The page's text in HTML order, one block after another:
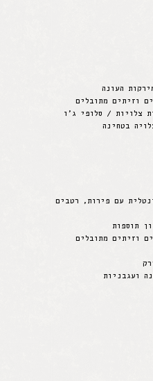
העונה
וזיתים מתובלים
צלויות / סלופי ג׳ו
בטחינה
עם פירות, רטבים
תוספות
וזיתים מתובלים
ועגבניות